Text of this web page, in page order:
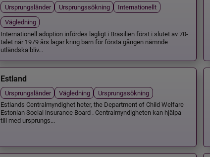
Ursprungsländer Ursprungssökning
Internationellt
Vägledning
Internationell adoption infördes lagligt i Brasilien först i slutet av 70-
talet när 1979 års lagar kring barn för första gången nämnde
utländska bliv...
Estland
Ursprungsländer Vägledning
Ursprungssökning
Estlands Centralmyndighet heter, the Department of Child Welfare
Estonian Social lnsurance Board . Centralmyndigheten kan hjälpa
till med ursprungs...